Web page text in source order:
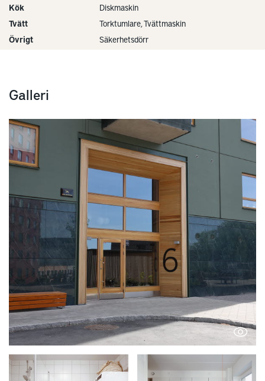
Kök
Diskmaskin
Tvätt
Torktumlare, Tvättmaskin
Övrigt
Säkerhetsdörr
Galleri